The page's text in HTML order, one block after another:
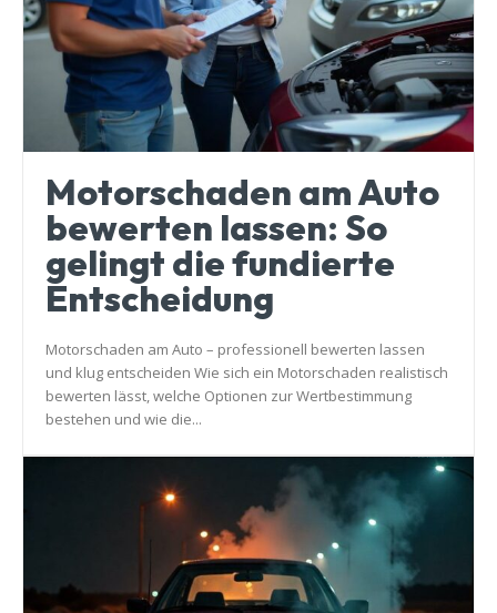
Motorschaden am Auto
bewerten lassen: So
gelingt die fundierte
Entscheidung
Motorschaden am Auto – professionell bewerten lassen
und klug entscheiden Wie sich ein Motorschaden realistisch
bewerten lässt, welche Optionen zur Wertbestimmung
bestehen und wie die...